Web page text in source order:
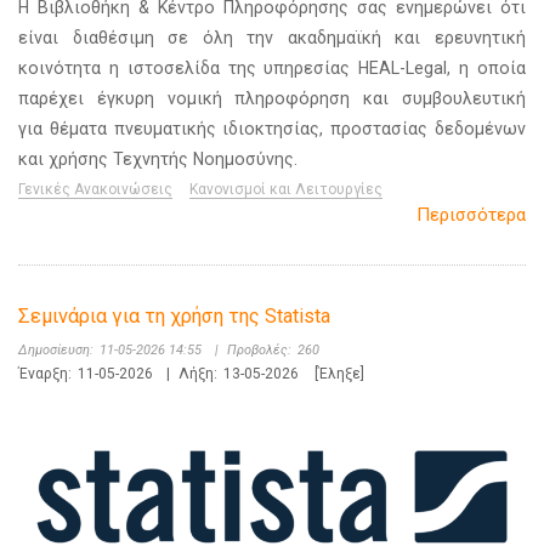
Η Βιβλιοθήκη & Κέντρο Πληροφόρησης σας ενημερώνει ότι
είναι διαθέσιμη σε όλη την ακαδημαϊκή και ερευνητική
κοινότητα η ιστοσελίδα της υπηρεσίας HEAL-Legal, η οποία
παρέχει έγκυρη νομική πληροφόρηση και συμβουλευτική
για θέματα πνευματικής ιδιοκτησίας, προστασίας δεδομένων
και χρήσης Τεχνητής Νοημοσύνης.
Γενικές Ανακοινώσεις Κανονισμοί και Λειτουργίες
Περισσότερα
Σεμινάρια για τη χρήση της Statista
Δημοσίευση: 11-05-2026 14:55 | Προβολές: 260
Έναρξη: 11-05-2026 | Λήξη: 13-05-2026 [Έληξε]